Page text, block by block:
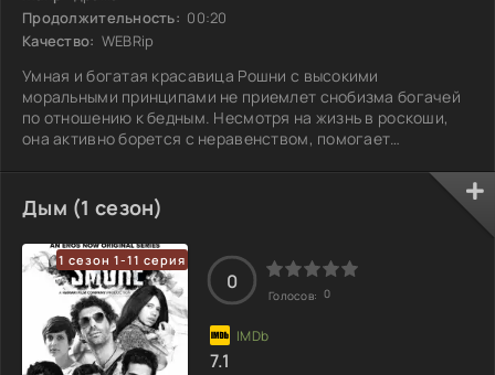
Продолжительность: 00:20
Качество: WEBRip
Умная и богатая красавица Рошни с высокими
моральными принципами не приемлет снобизма богачей
по отношению к бедным. Несмотря на жизнь в роскоши,
она активно борется с неравенством, помогает
сердце появляется место для красивого юноши, который,
как и она, обладает значительным состоянием, но боится
открыться ей. Он осознаёт, что его секрет может
разрушить их отношения, и каждый день живёт в страхе
потерять её. Как долго он сможет скрывать правду,
Дым (1 сезон)
1 сезон 1-11 серия
0
Голосов: 0
7.1